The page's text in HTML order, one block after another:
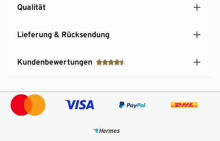
Qualität
Lieferung & Rücksendung
Kundenbewertungen